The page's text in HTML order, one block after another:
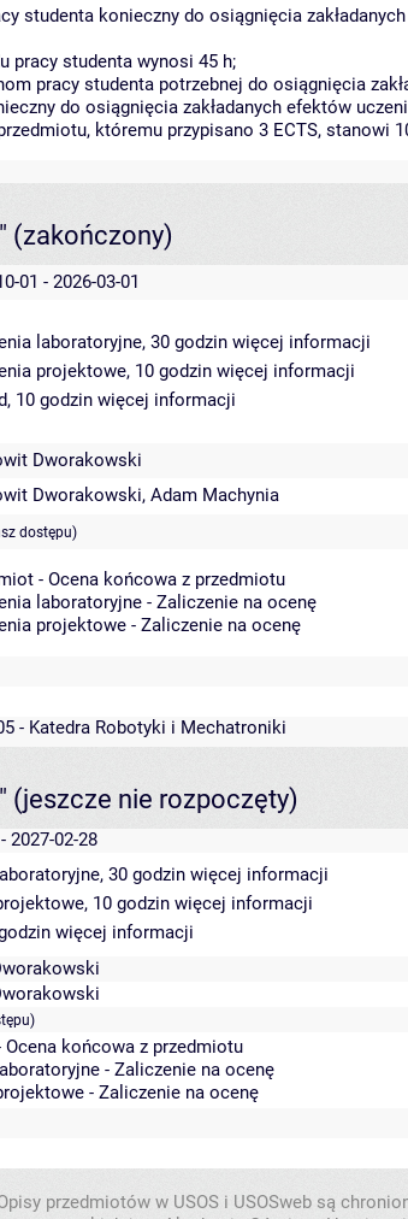
studenta konieczny do osiągnięcia
pracy studenta wynosi 45 h;
pracy studenta potrzebnej do osiągnięcia
do osiągnięcia zakładanych efektów
któremu przypisano 3 ECTS, stanowi
(zakończony)
01 - 2026-03-01
laboratoryjne, 30 godzin więcej informacji
projektowe, 10 godzin więcej informacji
10 godzin więcej informacji
Dworakowski
Dworakowski, Adam Machynia
dostępu)
- Ocena końcowa z przedmiotu
laboratoryjne - Zaliczenie na ocenę
projektowe - Zaliczenie na ocenę
- Katedra Robotyki i Mechatroniki
(jeszcze nie rozpoczęty)
2027-02-28
30 godzin więcej informacji
10 godzin więcej informacji
więcej informacji
Ocena końcowa z przedmiotu
- Zaliczenie na ocenę
- Zaliczenie na ocenę
przedmiotów w USOS i USOSweb są